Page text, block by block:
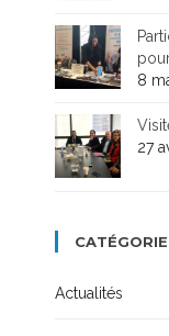
8
27
Actualités